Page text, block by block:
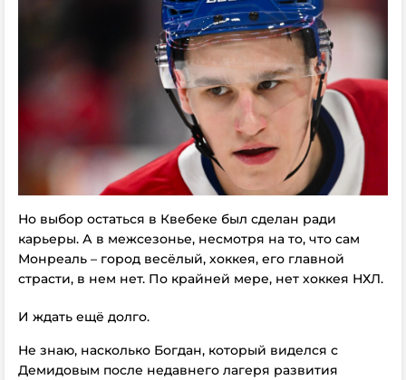
Но выбор остаться в Квебеке был сделан ради
карьеры. А в межсезонье, несмотря на то, что сам
Монреаль – город весёлый, хоккея, его главной
страсти, в нем нет. По крайней мере, нет хоккея НХЛ.
И ждать ещё долго.
Не знаю, насколько Богдан, который виделся с
Демидовым после недавнего лагеря развития